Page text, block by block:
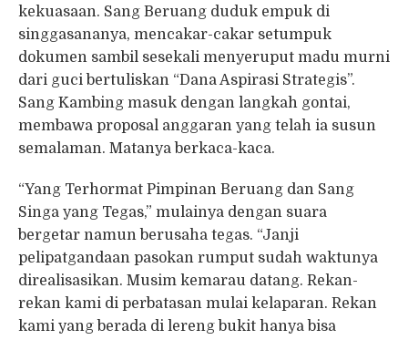
kekuasaan. Sang Beruang duduk empuk di
singgasananya, mencakar-cakar setumpuk
dokumen sambil sesekali menyeruput madu murni
dari guci bertuliskan “Dana Aspirasi Strategis”.
Sang Kambing masuk dengan langkah gontai,
membawa proposal anggaran yang telah ia susun
semalaman. Matanya berkaca-kaca.
“Yang Terhormat Pimpinan Beruang dan Sang
Singa yang Tegas,” mulainya dengan suara
bergetar namun berusaha tegas. “Janji
pelipatgandaan pasokan rumput sudah waktunya
direalisasikan. Musim kemarau datang. Rekan-
rekan kami di perbatasan mulai kelaparan. Rekan
kami yang berada di lereng bukit hanya bisa